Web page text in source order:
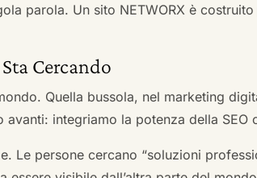
parola. Un sito NETWORX è
Cercando
Quella bussola, nel marketing
avanti: integriamo la potenza della
Le persone cercano “soluzioni